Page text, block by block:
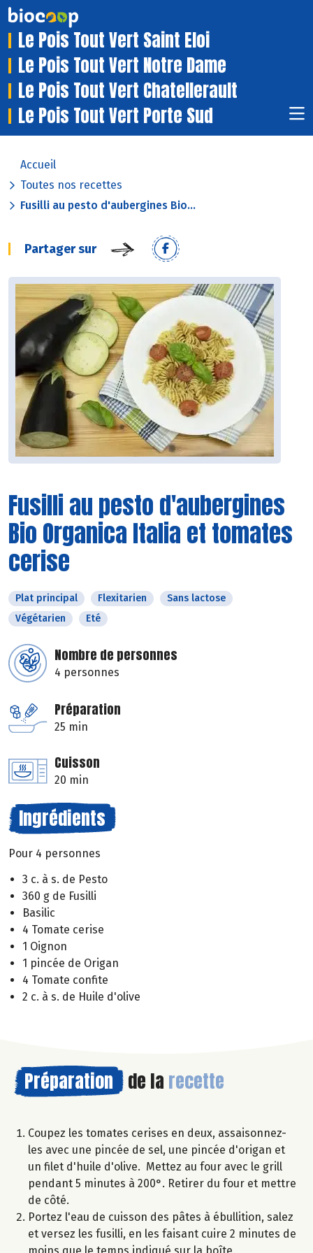
Le Pois Tout Vert Saint Eloi
Le Pois Tout Vert Notre Dame
Le Pois Tout Vert Chatellerault
Le Pois Tout Vert Porte Sud
Accueil
Toutes nos recettes
Fusilli au pesto d'aubergines Bio...
Partager sur
Fusilli au pesto d'aubergines
Bio Organica Italia et tomates
cerise
Plat principal Flexitarien
Sans lactose
Végétarien
Eté
Nombre de personnes
4 personnes
Préparation
25 min
Cuisson
20 min
Ingrédients
Pour 4 personnes
3 c. à s. de Pesto
360 g de Fusilli
Basilic
4 Tomate cerise
1 Oignon
1 pincée de Origan
4 Tomate confite
2 c. à s. de Huile d'olive
Préparation de la recette
Coupez les tomates cerises en deux, assaisonnez-
les avec une pincée de sel, une pincée d'origan et
un filet d'huile d'olive. Mettez au four avec le grill
pendant 5 minutes à 200°. Retirer du four et mettre
de côté.
Portez l'eau de cuisson des pâtes à ébullition, salez
et versez les fusilli, en les faisant cuire 2 minutes de